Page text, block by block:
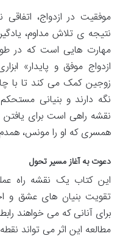
موفقیت در ازدواج،
نتیجه ی تلاش مداوم،
مهارت هایی است که در
ازدواج موفق و پایدار»
زوجین کمک می کند تا با
نگه دارند و بنیانی
نقشه راهی است برای
همسری که او را مونس،
دعوت به آغاز مسیر تحول
این کتاب یک نقشه راه
تقویت بنیان های عشق و
برای آنانی که می خواهند
مطالعه این اثر می تواند